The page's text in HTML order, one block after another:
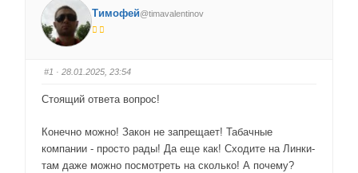
Тимофей@timavalentinov
#1 · 28.01.2025, 23:54
Стоящий ответа вопрос!
Конечно можно! Закон не запрещает! Табачные
компании - просто рады! Да еще как! Сходите на Линки-
там даже можно посмотреть на сколько! А почему?